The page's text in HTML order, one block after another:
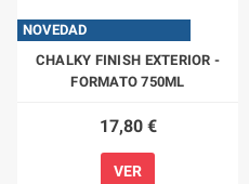
NOVEDAD
CHALKY FINISH EXTERIOR -
FORMATO 750ML
17,80 €
VER